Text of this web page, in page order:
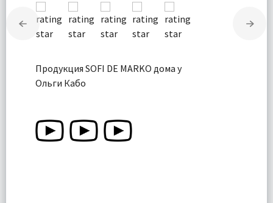
Продукция SOFI DE MARKO дома у
Ольги Кабо